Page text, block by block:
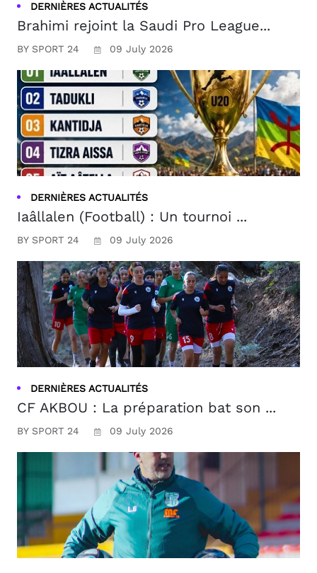
DERNIÈRES ACTUALITÉS
Brahimi rejoint la Saudi Pro League...
BY SPORT 24 09 July 2026
DERNIÈRES ACTUALITÉS
Iaâllalen (Football) : Un tournoi ...
BY SPORT 24 09 July 2026
DERNIÈRES ACTUALITÉS
CF AKBOU : La préparation bat son ...
BY SPORT 24 09 July 2026